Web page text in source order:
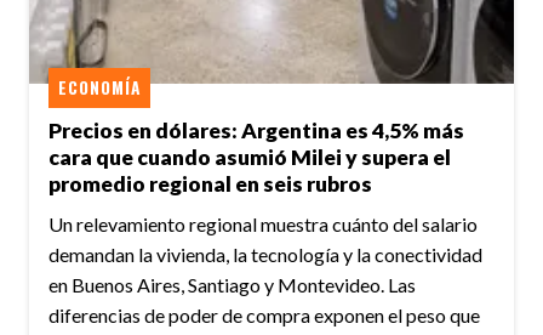
Precios en dólares: Argentina es 4,5% más
cara que cuando asumió Milei y supera el
promedio regional en seis rubros
ECONOMÍA
Un relevamiento regional muestra cuánto del salario
demandan la vivienda, la tecnología y la conectividad
en Buenos Aires, Santiago y Montevideo. Las
diferencias de poder de compra exponen el peso que